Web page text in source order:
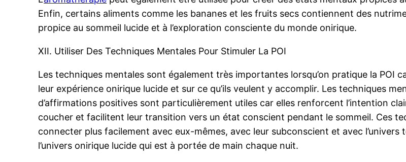
Enfin, certains aliments comme les bananes et les fruits secs contiennent des
propice au sommeil lucide et à l’exploration consciente du monde onirique.
XII. Utiliser Des Techniques Mentales Pour Stimuler La POI
Les techniques mentales sont également très importantes lorsqu’on pratique la POI
leur expérience onirique lucide et sur ce qu’ils veulent y accomplir. Les techniques
d’affirmations positives sont particulièrement utiles car elles renforcent l’intention
coucher et facilitent leur transition vers un état conscient pendant le sommeil. Ces
connecter plus facilement avec eux-mêmes, avec leur subconscient et avec
l’univers onirique lucide qui est à portée de main chaque nuit.